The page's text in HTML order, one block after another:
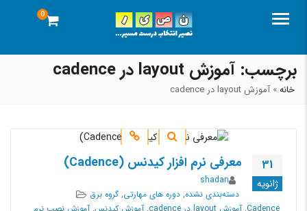
منو 0
برچسب: آموزش layout در cadence
خانه» آموزش layout در cadence
31
ژانویه
معرفی نرم افزار کیدنس (Cadence)
نویسنده
shadan
دسته‌بندی‌ها
دسته‌بندی نشده, دوره های مهارتی, گروه برق
برچسب